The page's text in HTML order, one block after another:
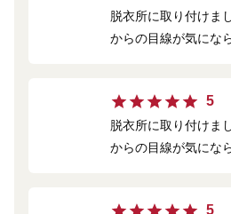
脱衣所に取り付けま
からの目線が気にな
5
脱衣所に取り付けま
からの目線が気にな
5